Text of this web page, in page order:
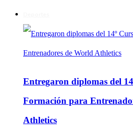
Entregaron diplomas del
Formación para
Athletics